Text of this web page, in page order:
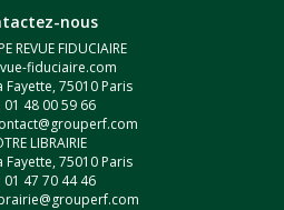
nous
REVUE FIDUCIAIRE
fiduciaire.com
Fayette, 75010 Paris
01 48 00 59 66
LIBRAIRIE
Fayette, 75010 Paris
01 47 70 44 46